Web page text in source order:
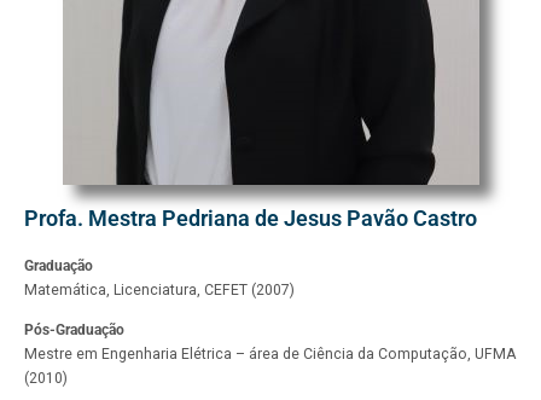
Profa. Mestra Pedriana de Jesus Pavão Castro
Graduação
Matemática, Licenciatura, CEFET (2007)
Pós-Graduação
Mestre em Engenharia Elétrica – área de Ciência da Computação, UFMA
(2010)